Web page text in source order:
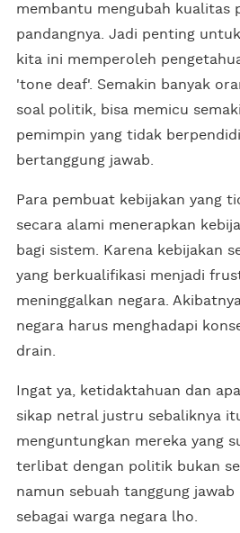
membantu mengubah kualitas
pandangnya. Jadi penting
kita ini memperoleh
'tone deaf'. Semakin banyak
soal politik, bisa memicu
pemimpin yang tidak
bertanggung jawab.
Para pembuat kebijakan yang
secara alami menerapkan
bagi sistem. Karena kebijakan
yang berkualifikasi menjadi
meninggalkan negara.
negara harus menghadapi
drain.
Ingat ya, ketidaktahuan dan
sikap netral justru sebaliknya
menguntungkan mereka yang
terlibat dengan politik bukan
namun sebuah tanggung jawab
sebagai warga negara lho.